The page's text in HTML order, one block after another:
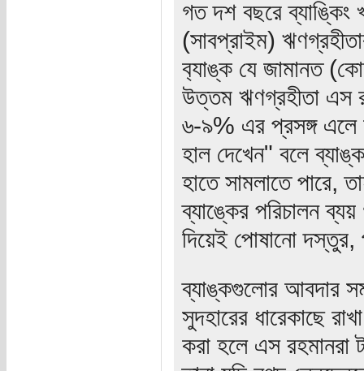
গত দশ বছরে ব্যাঙ্কিং
(সাবপ্রাইম)
ব‍্যাঙ্ক যে জামানত
উত্তম ঋণগ্রহীতা এস
৬-৯% এর প্রসঙ্গ এলে
হাল দেখেন" বলে
হাতে সামলাতে পারে,
ব্যাঙ্কের পরিচালন
দিয়েই পোষানো
ব্যাঙ্কগুলোর আবদার
সুদহারের ধারেকাছে
করা হলে এস রহমানরা